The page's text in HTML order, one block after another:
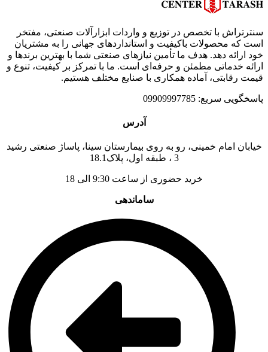
سنترتراش با تخصص در توزیع و واردات ابزارآلات صنعتی، مفتخر
است که محصولات باکیفیت و استانداردهای جهانی را به مشتریان
خود ارائه دهد. هدف ما تأمین نیازهای صنعتی شما با بهترین برندها و
ارائه خدماتی مطمئن و حرفه‌ای است. ما با تمرکز بر کیفیت، تنوع و
قیمت رقابتی، آماده همکاری با صنایع مختلف هستیم.
پاسخگویی سریع: 09909997785
آدرس
خیابان امام خمینی، رو به روی بیمارستان سینا، پاساژ صنعتی رشید
3 ، طبقه اول، پلاک18.1
خرید حضوری از ساعت 9:30 الی 18
ساماندهی